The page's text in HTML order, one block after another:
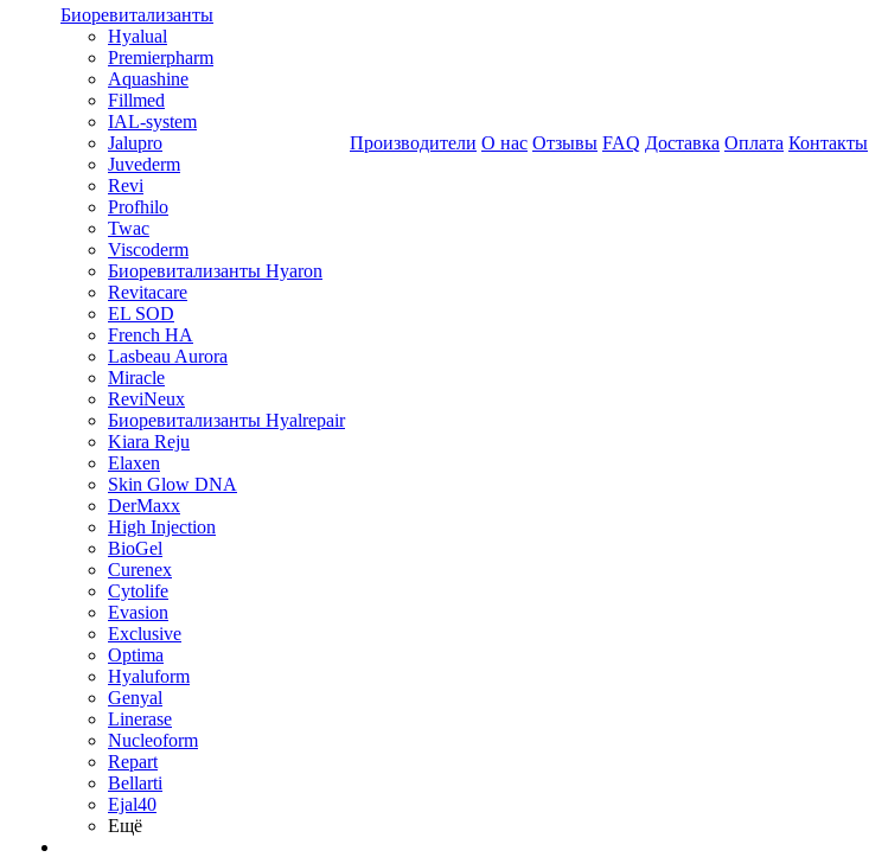
Биоревитализанты
Hyalual
Premierpharm
Aquashine
Fillmed
IAL-system
Jalupro
Juvederm
Revi
Profhilo
Twac
Viscoderm
Биоревитализанты Hyaron
Revitacare
EL SOD
French HA
Lasbeau Aurora
Miracle
ReviNeux
Биоревитализанты Hyalrepair
Kiara Reju
Elaxen
Skin Glow DNA
DerMaxx
High Injection
BioGel
Curenex
Cytolife
Evasion
Exclusive
Optima
Hyaluform
Genyal
Linerase
Nucleoform
Repart
Bellarti
Ejal40
Ещё
Производители О нас Отзывы FAQ Доставка Оплата Контакты